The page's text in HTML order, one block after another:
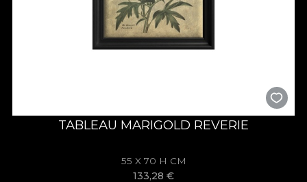
TABLEAU MARIGOLD REVERIE
55 X 70 H CM
133,28 €